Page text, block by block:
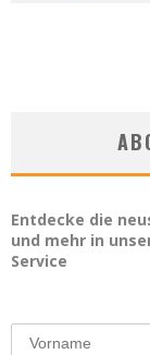
Entdecke die
und mehr in
Service